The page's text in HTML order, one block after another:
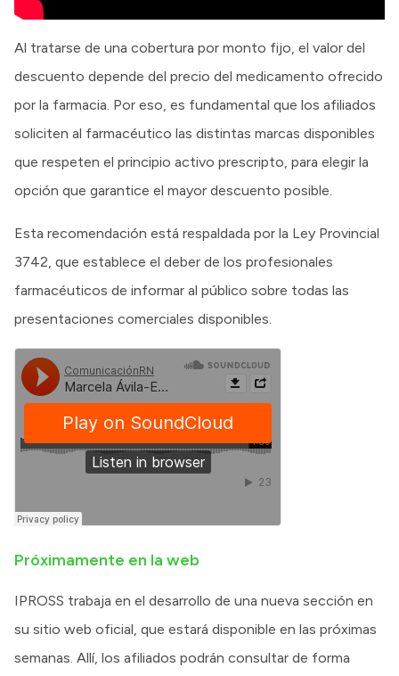
Al tratarse de una cobertura por monto fijo, el valor del
descuento depende del precio del medicamento ofrecido
por la farmacia. Por eso, es fundamental que los afiliados
soliciten al farmacéutico las distintas marcas disponibles
que respeten el principio activo prescripto, para elegir la
opción que garantice el mayor descuento posible.
Esta recomendación está respaldada por la Ley Provincial
3742, que establece el deber de los profesionales
farmacéuticos de informar al público sobre todas las
presentaciones comerciales disponibles.
Próximamente en la web
IPROSS trabaja en el desarrollo de una nueva sección en
su sitio web oficial, que estará disponible en las próximas
semanas. Allí, los afiliados podrán consultar de forma